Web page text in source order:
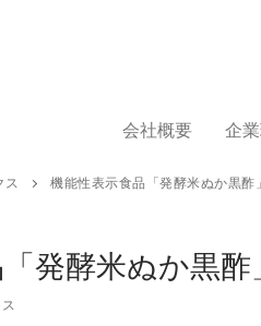
会社概要 企
ス 機能性表示食品「発酵米ぬか黒
発酵米ぬか黒